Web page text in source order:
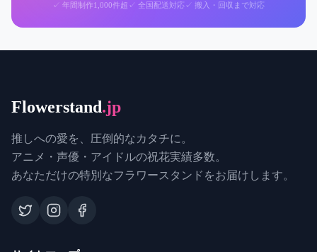
✓ 年間制作1,000件超 ✓ 全国配送対応 ✓ 搬入・回収まで対応
Flowerstand.jp
推しへの愛を、圧倒的なカタチに。
アニメ・声優・アイドルの祝花実績多数。
あなただけの特別なフラワースタンドをお届けします。